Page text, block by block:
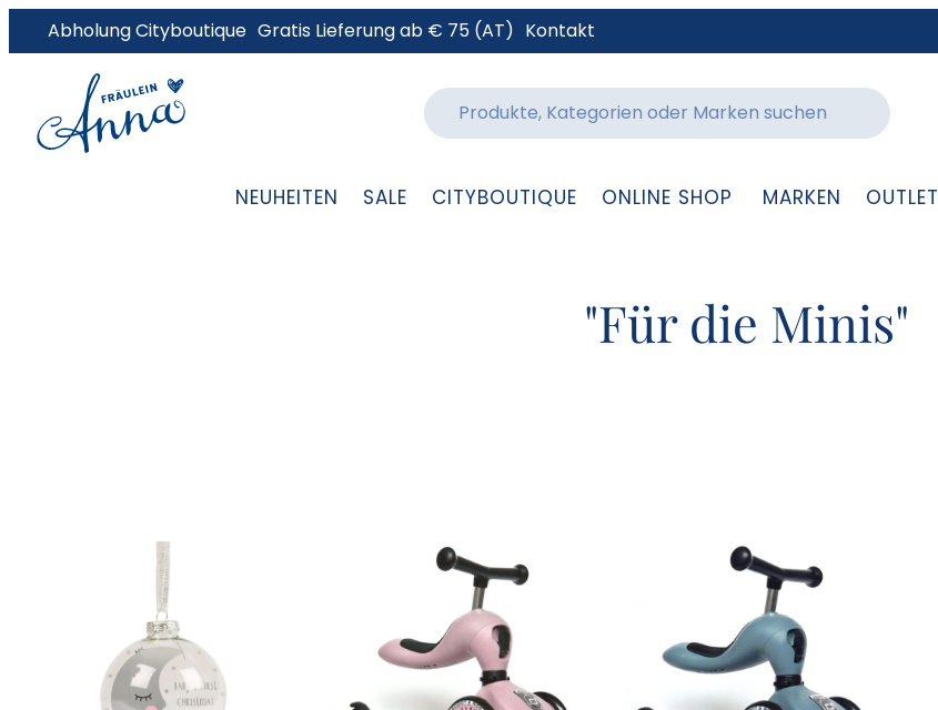
Abholung Cityboutique Gratis Lieferung ab € 75 (AT) Kontakt
NEUHEITEN SALE CITYBOUTIQUE ONLINE SHOP MARKEN OUTLET
"Für die Minis"